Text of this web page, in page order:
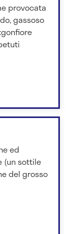
provocata
gassoso
ed
(un sottile
del grosso